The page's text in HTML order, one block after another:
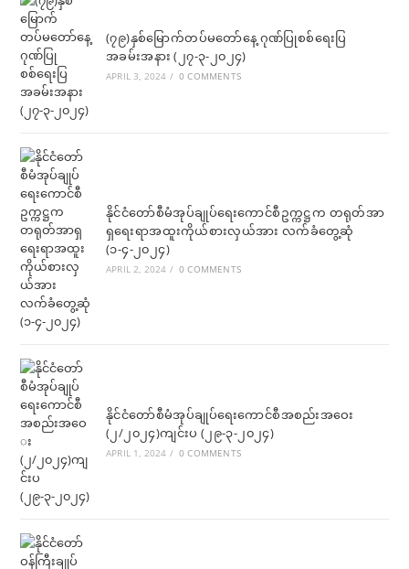
(၇၉)နှစ်မြောက်တပ်မတော်နေ့ ဂုဏ်ပြုစစ်ရေးပြ
အခမ်းအနား (၂၇-၃-၂၀၂၄)
APRIL 3, 2024 / 0 COMMENTS
နိုင်ငံတော်စီမံအုပ်ချုပ်ရေးကောင်စီဥက္ကဋ္ဌက တရုတ်အာ
ရှရေးရာအထူးကိုယ်စားလှယ်အား လက်ခံတွေ့ဆုံ
(၁-၄-၂၀၂၄)
APRIL 2, 2024 / 0 COMMENTS
နိုင်ငံတော်စီမံအုပ်ချုပ်ရေးကောင်စီအစည်းအဝေး
(၂/၂၀၂၄)ကျင်းပ (၂၉-၃-၂၀၂၄)
APRIL 1, 2024 / 0 COMMENTS